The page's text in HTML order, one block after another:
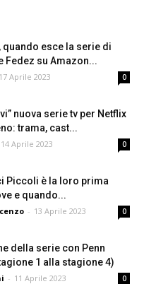
quando esce la serie di
Fedez su Amazon...
17 Aprile 2023 0
nuova serie tv per Netflix
trama, cast...
14 Aprile 2023 0
Piccoli è la loro prima
e quando...
- 13 Aprile 2023 0
della serie con Penn
1 alla stagione 4)
- 11 Aprile 2023 0